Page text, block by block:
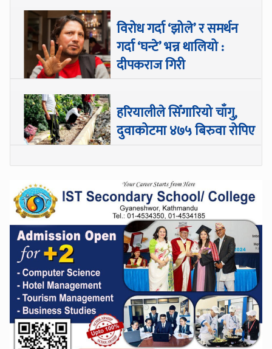
विरोध गर्दा ‘झोले’ र समर्थन
गर्दा ‘घन्टे’ भन्न थालियो :
दीपकराज गिरी
हरियालीले सिँगारियो चाँगु,
दुवाकोटमा ४७५ बिरुवा रोपिए